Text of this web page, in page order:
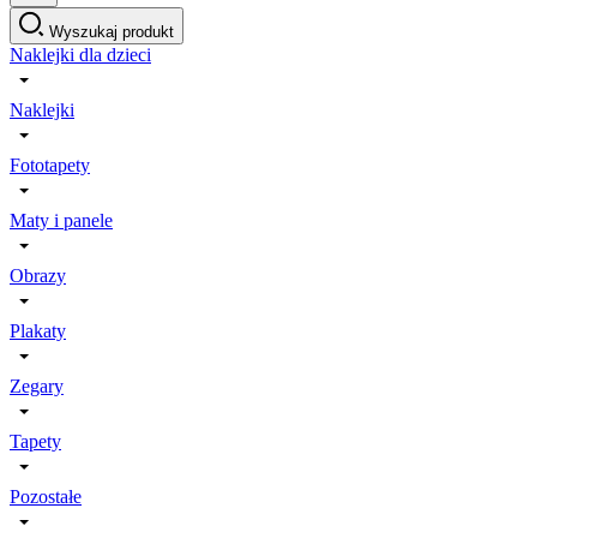
Wyszukaj produkt
Naklejki dla dzieci
Naklejki
Fototapety
Maty i panele
Obrazy
Plakaty
Zegary
Tapety
Pozostałe